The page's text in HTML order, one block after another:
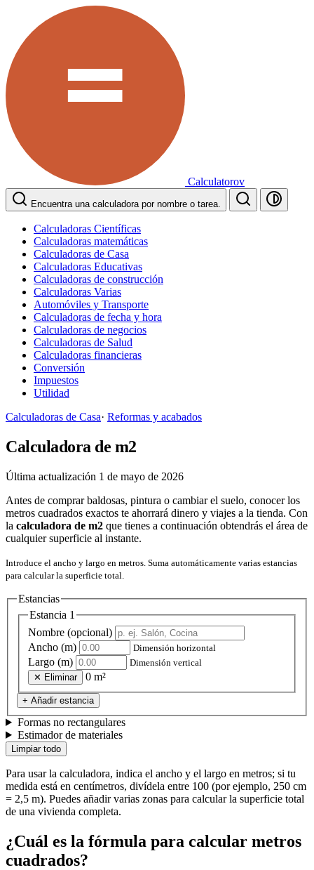
Calculatorov
Encuentra una calculadora por nombre o tarea.
Calculadoras Científicas
Calculadoras matemáticas
Calculadoras de Casa
Calculadoras Educativas
Calculadoras de construcción
Calculadoras Varias
Automóviles y Transporte
Calculadoras de fecha y hora
Calculadoras de negocios
Calculadoras de Salud
Calculadoras financieras
Conversión
Impuestos
Utilidad
Calculadoras de Casa· Reformas y acabados
Calculadora de m2
Última actualización 1 de mayo de 2026
Antes de comprar baldosas, pintura o cambiar el suelo, conocer los
metros cuadrados exactos te ahorrará dinero y viajes a la tienda. Con
la calculadora de m2 que tienes a continuación obtendrás el área de
cualquier superficie al instante.
Introduce el ancho y largo en metros. Suma automáticamente varias estancias
para calcular la superficie total.
Estancias
Estancia 1
Nombre (opcional)
Ancho (m)
Dimensión horizontal
Largo (m)
Dimensión vertical
✕ Eliminar
0 m²
+ Añadir estancia
Formas no rectangulares
Estimador de materiales
Limpiar todo
Para usar la calculadora, indica el ancho y el largo en metros; si tu
medida está en centímetros, divídela entre 100 (por ejemplo, 250 cm
= 2,5 m). Puedes añadir varias zonas para calcular la superficie total
de una vivienda completa.
¿Cuál es la fórmula para calcular metros
cuadrados?